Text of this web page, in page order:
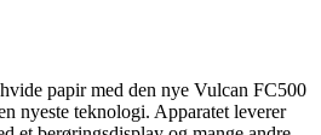
papir med den nye Vulcan FC500
nyeste teknologi. Apparatet leverer